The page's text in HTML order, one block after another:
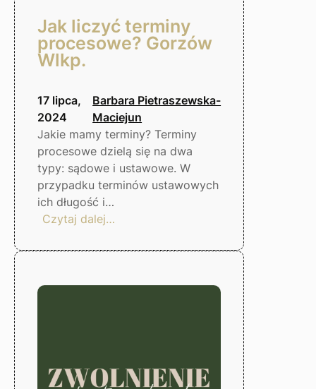
Jak liczyć terminy
procesowe? Gorzów
Wlkp.
17 lipca,
2024
Barbara Pietraszewska-
Maciejun
Jakie mamy terminy? Terminy
procesowe dzielą się na dwa
typy: sądowe i ustawowe. W
przypadku terminów ustawowych
ich długość i…
Czytaj dalej…
liczyć
procesowe?